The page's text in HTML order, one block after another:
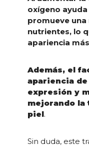
oxígeno
promueve
nutrientes, lo
apariencia
Además, el
apariencia
expresión y
mejorando la
piel.
Sin duda, este